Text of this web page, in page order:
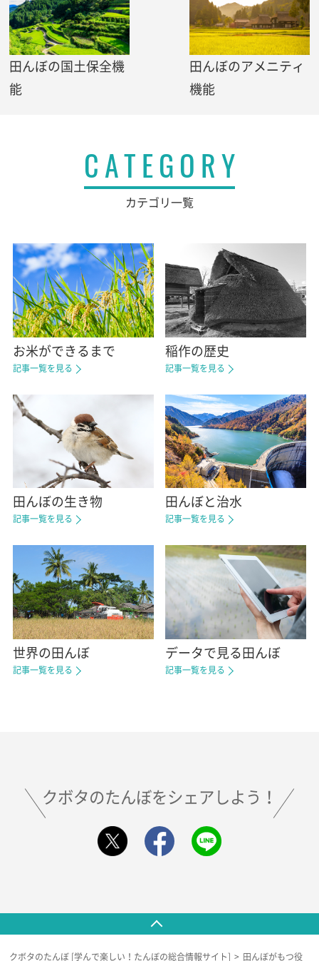
田んぼの国土保全機
能
田んぼのアメニティ
機能
CATEGORY
カテゴリ一覧
お米ができるまで
記事一覧を見る
稲作の歴史
記事一覧を見る
田んぼの生き物
記事一覧を見る
田んぼと治水
記事一覧を見る
世界の田んぼ
記事一覧を見る
データで見る田んぼ
記事一覧を見る
クボタのたんぼをシェアしよう！
クボタのたんぼ [学んで楽しい！たんぼの総合情報サイト] 田んぼがもつ役